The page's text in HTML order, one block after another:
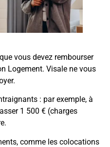
vous devez rembourser
Logement. Visale ne vous
: par exemple, à
1 500 € (charges
comme les colocations